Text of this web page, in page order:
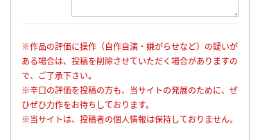
※作品の評価に操作（自作自演・嫌がらせなど）の疑いが
ある場合は、投稿を削除させていただく場合がありますの
で、ご了承下さい。
※辛口の評価を投稿の方も、当サイトの発展のために、ぜ
ひぜひ力作をお待ちしております。
※当サイトは、投稿者の個人情報は保持しておりません。